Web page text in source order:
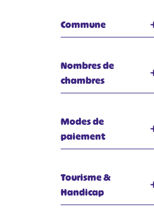
Commune
Nombres de
chambres
Modes de
paiement
Tourisme &
Handicap